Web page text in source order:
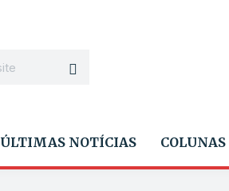
ÚLTIMAS NOTÍCIAS COLUNAS